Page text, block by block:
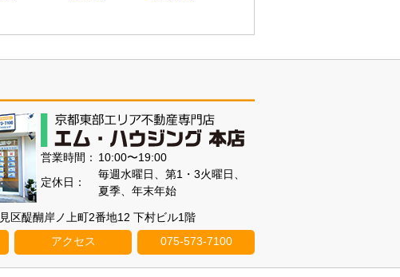
営業時間： 10:00〜19:00
定休日：
毎週水曜日、第1・3火曜日、
夏季、年末年始
区醍醐岸ノ上町2番地12 下村ビル1階
アクセス 075-573-7100